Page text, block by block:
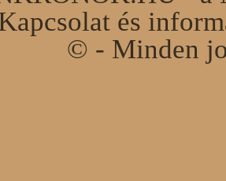
és
© - Minden